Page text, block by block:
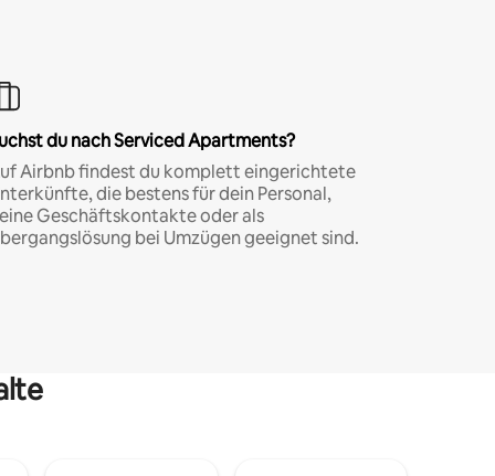
du nach Serviced Apartments?
Airbnb findest du komplett eingerichtete
die bestens für dein Personal,
Geschäftskontakte oder als
bei Umzügen geeignet sind.